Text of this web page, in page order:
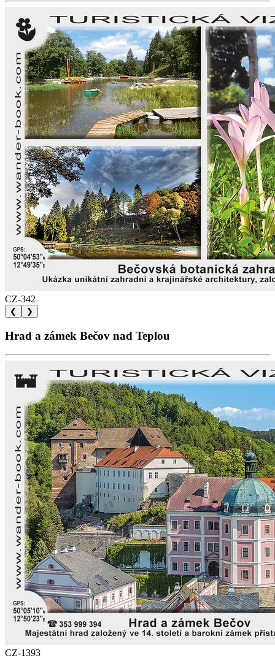
CZ-342
❮ ❯
Hrad a zámek Bečov nad Teplou
CZ-1393